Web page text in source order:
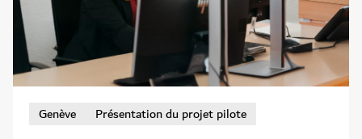
Genève Présentation du projet pilote